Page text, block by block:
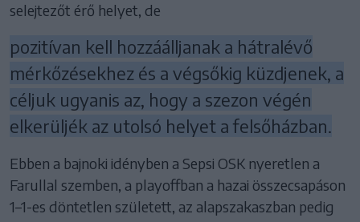
selejtezőt érő helyet, de
pozitívan kell hozzáálljanak a hátralévő
mérkőzésekhez és a végsőkig küzdjenek, a
céljuk ugyanis az, hogy a szezon végén
elkerüljék az utolsó helyet a felsőházban.
Ebben a bajnoki idényben a Sepsi OSK nyeretlen a
Farullal szemben, a playoffban a hazai összecsapáson
1–1-es döntetlen született, az alapszakaszban pedig